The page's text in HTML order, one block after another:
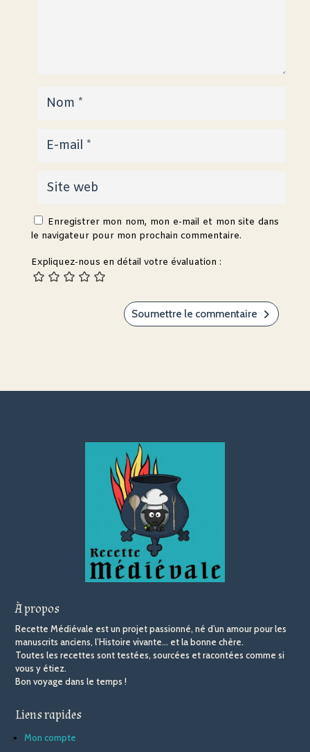
Enregistrer mon nom, mon e-mail et mon site dans
le navigateur pour mon prochain commentaire.
Expliquez-nous en détail votre évaluation :
Soumettre le commentaire
À propos
Recette Médiévale est un projet passionné, né d’un amour pour les
manuscrits anciens, l’Histoire vivante… et la bonne chère.
Toutes les recettes sont testées, sourcées et racontées comme si
vous y étiez.
Bon voyage dans le temps !
Liens rapides
Mon compte